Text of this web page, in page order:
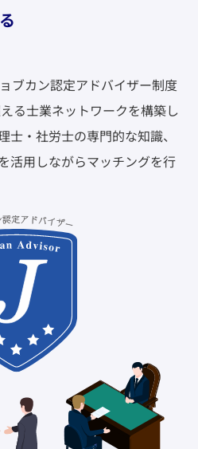
ブカン認定アドバイザー制度
る士業ネットワークを構築し
士・社労士の専門的な知識、
活用しながらマッチングを行